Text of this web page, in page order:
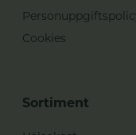
Cookies
Sortiment